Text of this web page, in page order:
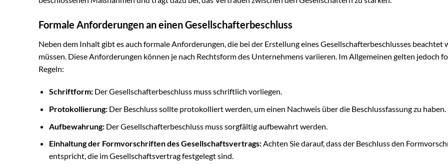
Formale Anforderungen an einen Gesellschafterbeschluss
Neben dem Inhalt gibt es auch formale Anforderungen, die bei der Erstellung eines Gesellschafterbeschlusses beachtet
müssen. Diese Anforderungen können je nach Rechtsform des Unternehmens variieren. Im Allgemeinen gelten jedoch
Regeln:
Schriftform:Der Gesellschafterbeschluss muss schriftlich vorliegen.
Protokollierung:Der Beschluss sollte protokolliert werden, um einen Nachweis über die Beschlussfassung zu haben.
Aufbewahrung:Der Gesellschafterbeschluss muss sorgfältig aufbewahrt werden.
Einhaltung der Formvorschriften des Gesellschaftsvertrags:Achten Sie darauf, dass der Beschluss den
entspricht, die im Gesellschaftsvertrag festgelegt sind.